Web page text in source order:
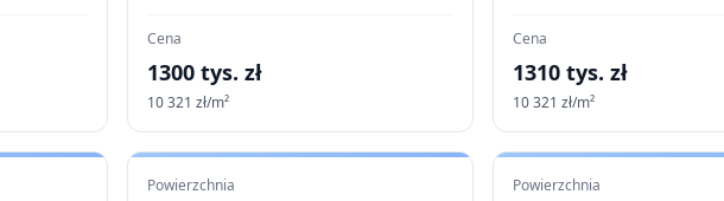
Cena
1300 tys. zł
10 321 zł/m²
Cena
1310 tys. zł
10 321 zł/m²
Powierzchnia Powierzchnia